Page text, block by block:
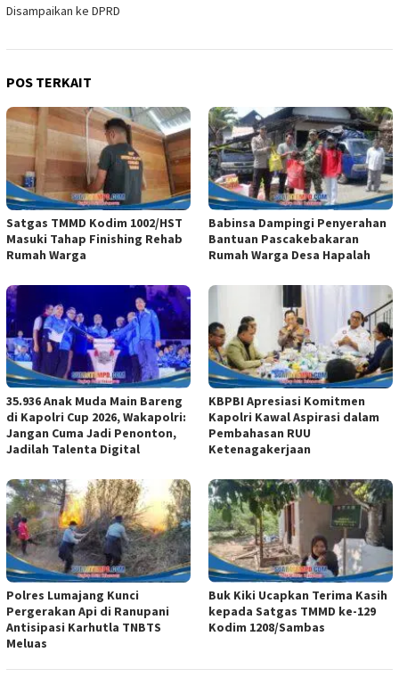
Disampaikan ke DPRD
POS TERKAIT
Satgas TMMD Kodim 1002/HST
Masuki Tahap Finishing Rehab
Rumah Warga
Babinsa Dampingi Penyerahan
Bantuan Pascakebakaran
Rumah Warga Desa Hapalah
35.936 Anak Muda Main Bareng
di Kapolri Cup 2026, Wakapolri:
Jangan Cuma Jadi Penonton,
Jadilah Talenta Digital
KBPBI Apresiasi Komitmen
Kapolri Kawal Aspirasi dalam
Pembahasan RUU
Ketenagakerjaan
Polres Lumajang Kunci
Pergerakan Api di Ranupani
Antisipasi Karhutla TNBTS
Meluas
Buk Kiki Ucapkan Terima Kasih
kepada Satgas TMMD ke-129
Kodim 1208/Sambas